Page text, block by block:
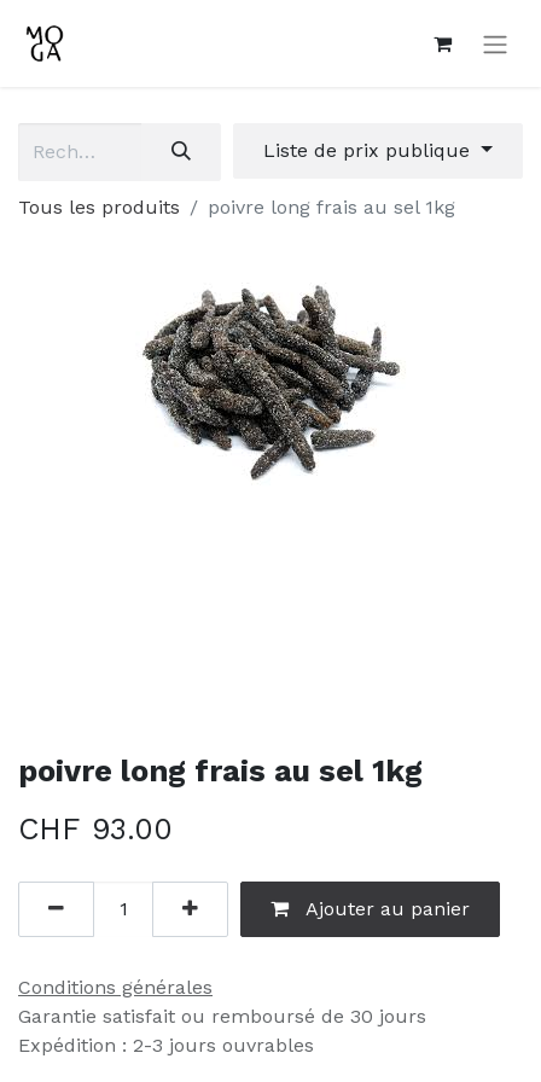
Liste de prix publique
Tous les produits poivre long frais au sel 1kg
poivre long frais au sel 1kg
CHF 93.00
Ajouter au panier
Conditions générales
Garantie satisfait ou remboursé de 30 jours
Expédition : 2-3 jours ouvrables